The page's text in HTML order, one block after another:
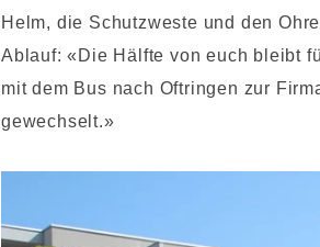
Helm, die Schutzweste und den
Ablauf: «Die Hälfte von euch bleibt
mit dem Bus nach Oftringen zur
gewechselt.»